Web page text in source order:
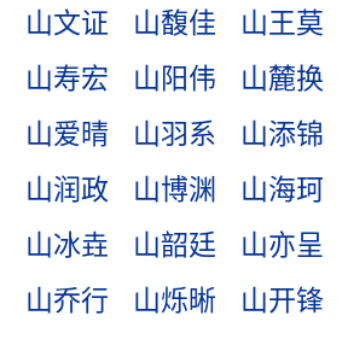
山文证
山馥佳 山王莫
山寿宏
山阳伟 山麓换
山爱晴
山羽系 山添锦
山润政
山博渊 山海珂
山冰垚
山韶廷 山亦呈
山乔行
山烁晰 山开锋